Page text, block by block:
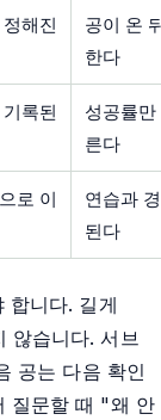
해진
공이 온
한다
록된
성공률
른다
로 이
연습과
된다
합니다. 길게
않습니다. 서브
공는 다음 확인
질문할 때 "왜 안